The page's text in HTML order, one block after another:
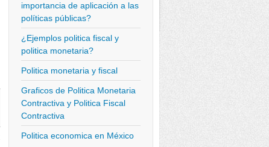
importancia de aplicación a las
políticas públicas?
¿Ejemplos politica fiscal y
politica monetaria?
Politica monetaria y fiscal
Graficos de Politica Monetaria
Contractiva y Politica Fiscal
Contractiva
Politica economica en México